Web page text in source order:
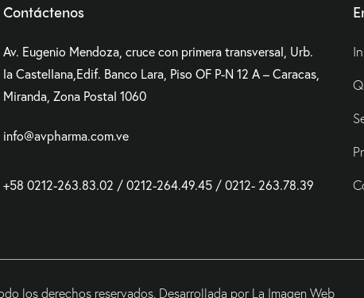
Contáctenos
Av. Eugenio Mendoza, cruce con primera transversal, Urb.
la Castellana,Edif. Banco Lara, Piso OF P-N 12 A – Caracas,
Miranda, Zona Postal 1060
info@avpharma.com.ve
+58 0212-263.83.02 / 0212-264.49.45 / 0212- 263.78.39
los derechos reservados. Desarrollada por La Imagen Web